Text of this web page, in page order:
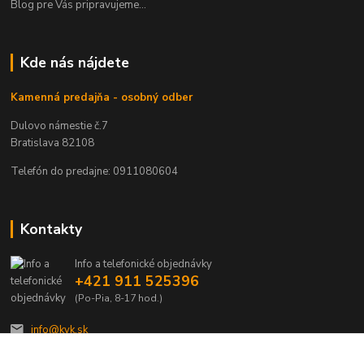
Blog pre Vás pripravujeme...
Kde nás nájdete
Kamenná predajňa - osobný odber
Dulovo námestie č.7
Bratislava 82108
Telefón do predajne: 0911080604
Kontakty
Info a telefonické objednávky
+421 911 525396
(Po-Pia, 8-17 hod.)
info@kvk.sk